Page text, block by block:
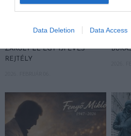
Data Deletion Data Access
KERT MÉLYÉRŐL – DAVID
ZÁRULT LE EGY 131 ÉVES
REJTÉLY